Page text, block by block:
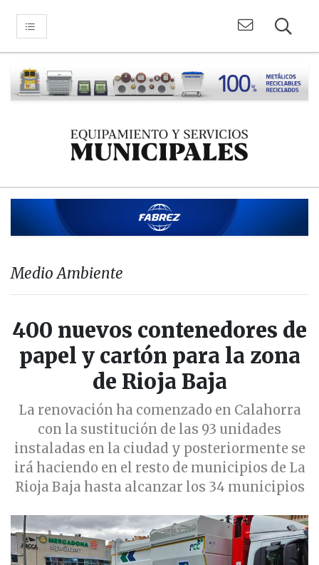
Medio Ambiente
400 nuevos contenedores de
papel y cartón para la zona
de Rioja Baja
La renovación ha comenzado en Calahorra
con la sustitución de las 93 unidades
instaladas en la ciudad y posteriormente se
irá haciendo en el resto de municipios de La
Rioja Baja hasta alcanzar los 34 municipios